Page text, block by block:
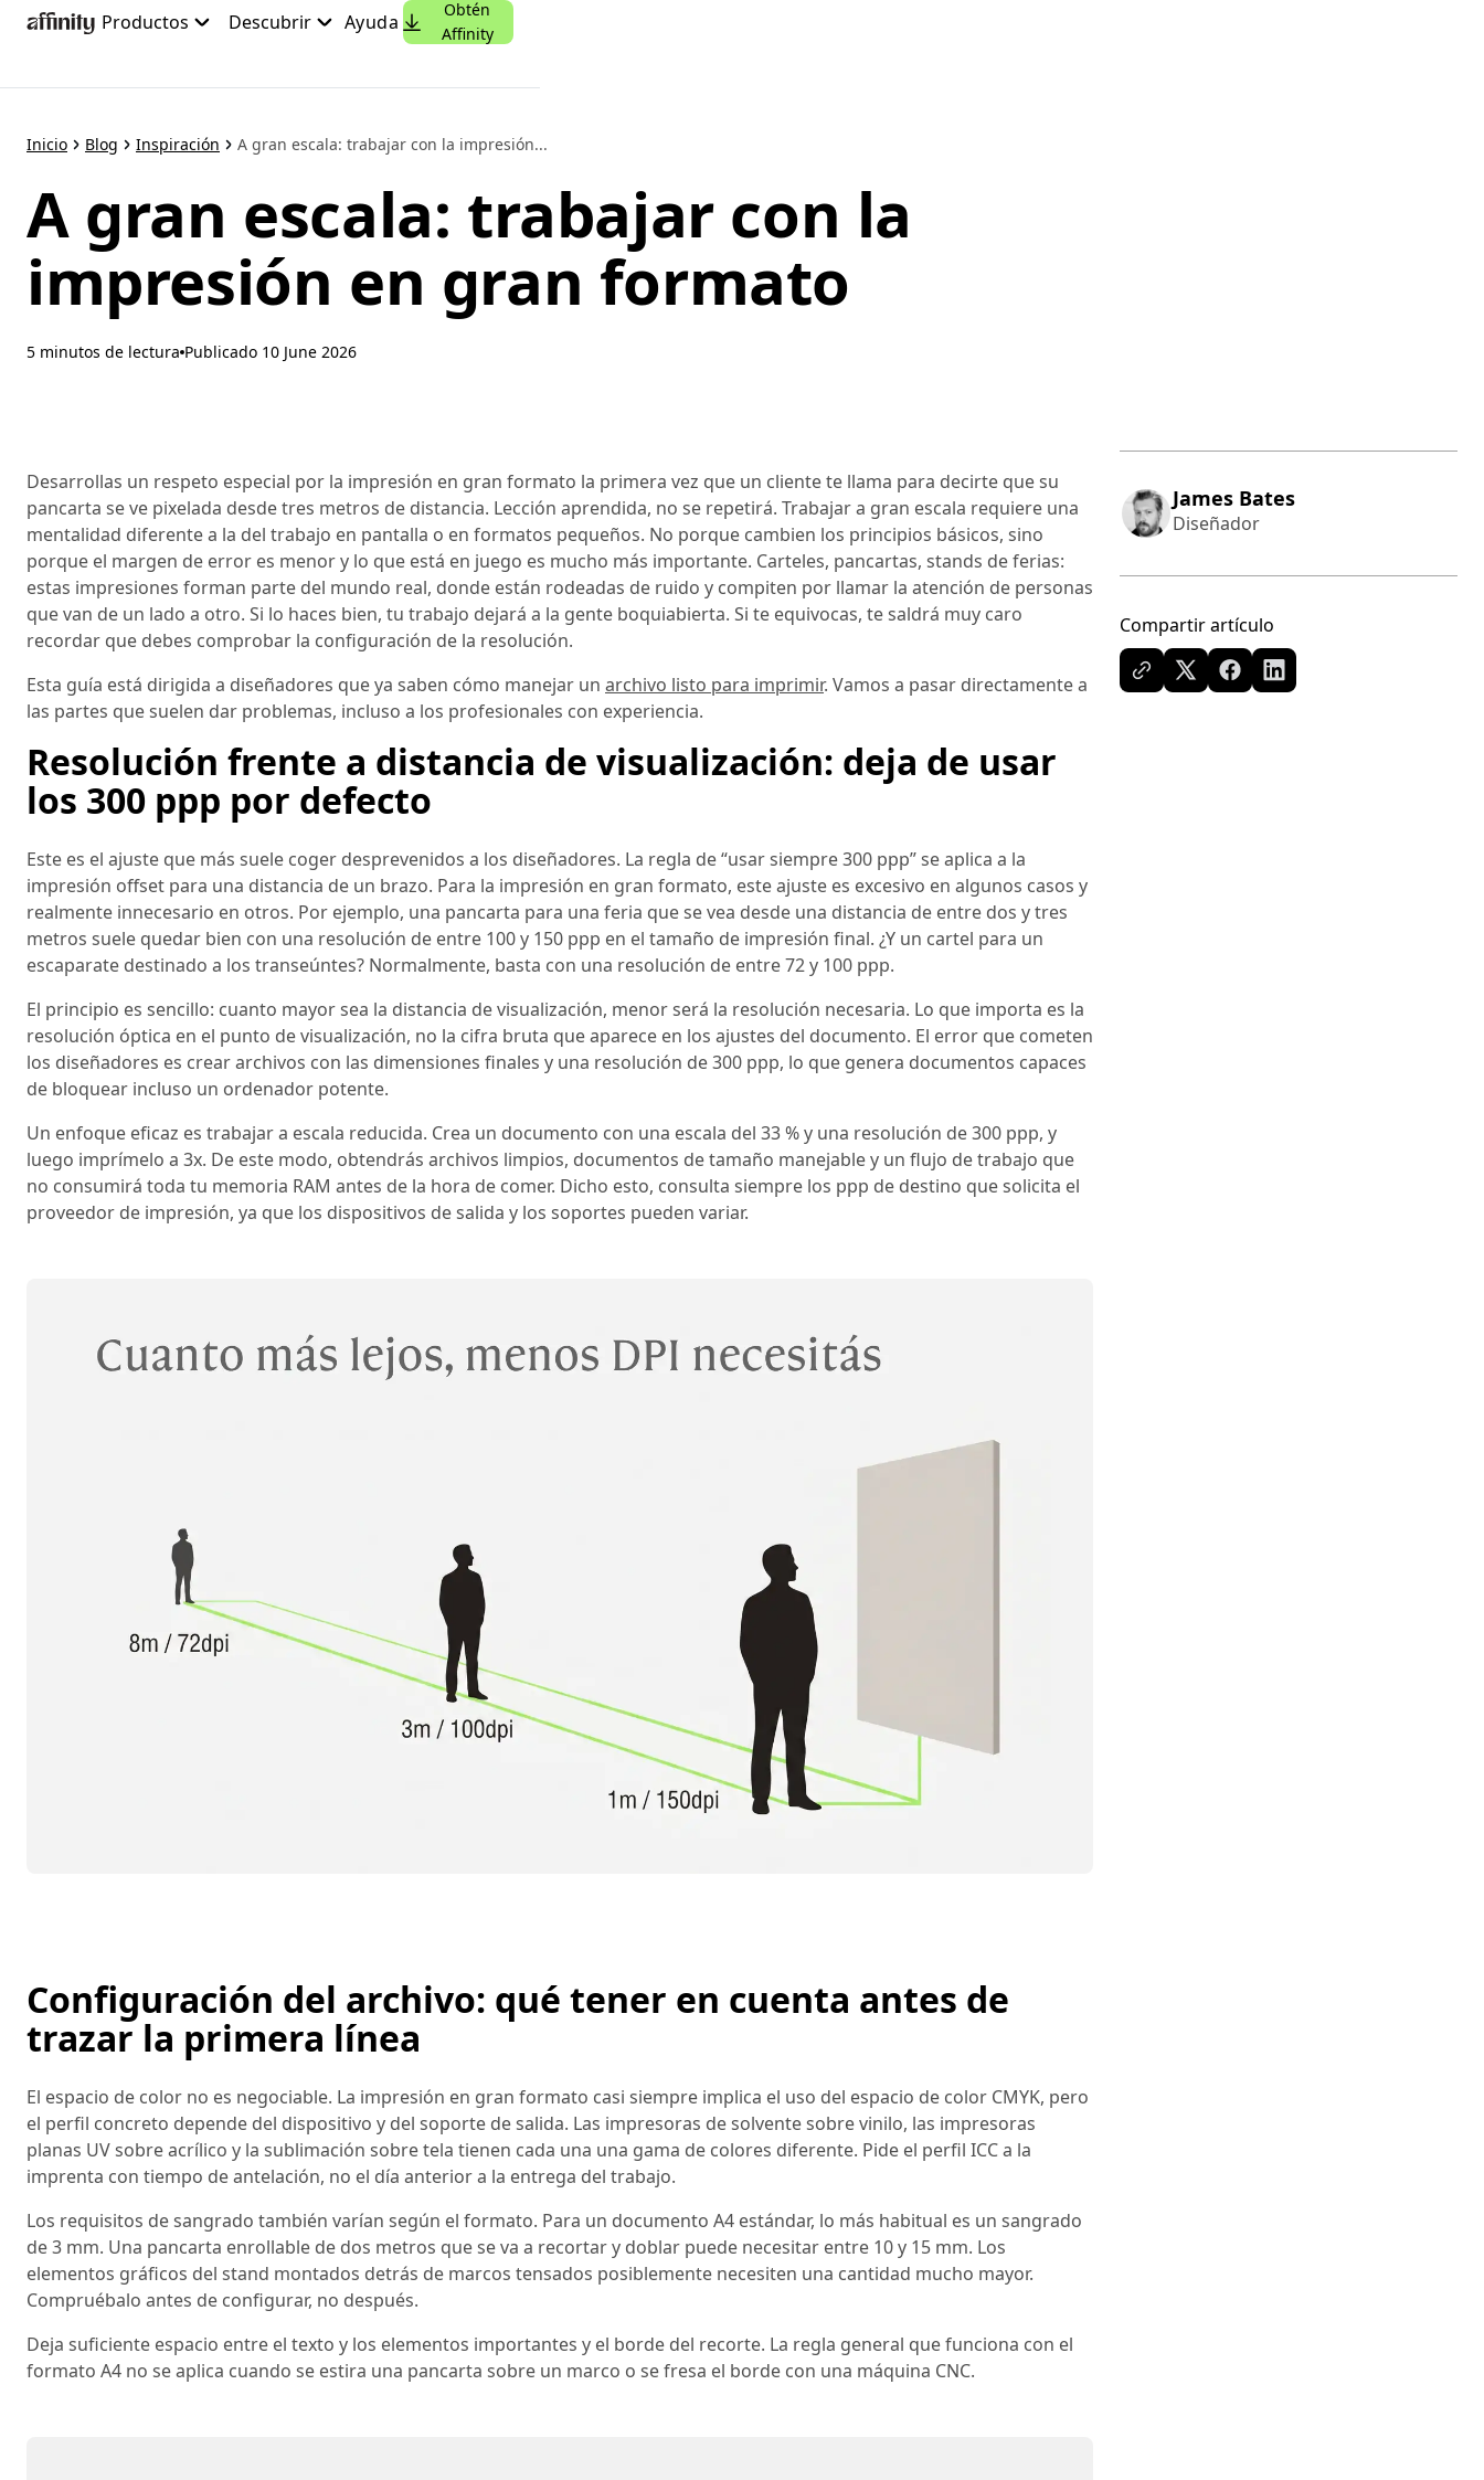
principal
Productos Descubrir Ayuda
Obtén
Affinity
Inicio Blog Inspiración A gran escala: trabajar con la impresión...
A gran escala: trabajar con la
impresión en gran formato
5 minutos de lectura Publicado 10 June 2026
Desarrollas un respeto especial por la impresión en gran formato la primera vez que un cliente te llama para decirte que su
pancarta se ve pixelada desde tres metros de distancia. Lección aprendida, no se repetirá. Trabajar a gran escala requiere una
mentalidad diferente a la del trabajo en pantalla o en formatos pequeños. No porque cambien los principios básicos, sino
porque el margen de error es menor y lo que está en juego es mucho más importante. Carteles, pancartas, stands de ferias:
estas impresiones forman parte del mundo real, donde están rodeadas de ruido y compiten por llamar la atención de personas
que van de un lado a otro. Si lo haces bien, tu trabajo dejará a la gente boquiabierta. Si te equivocas, te saldrá muy caro
recordar que debes comprobar la configuración de la resolución.
Esta guía está dirigida a diseñadores que ya saben cómo manejar un archivo listo para imprimir. Vamos a pasar directamente a
las partes que suelen dar problemas, incluso a los profesionales con experiencia.
Resolución frente a distancia de visualización: deja de usar
los 300 ppp por defecto
Este es el ajuste que más suele coger desprevenidos a los diseñadores. La regla de “usar siempre 300 ppp” se aplica a la
impresión offset para una distancia de un brazo. Para la impresión en gran formato, este ajuste es excesivo en algunos casos y
realmente innecesario en otros. Por ejemplo, una pancarta para una feria que se vea desde una distancia de entre dos y tres
metros suele quedar bien con una resolución de entre 100 y 150 ppp en el tamaño de impresión final. ¿Y un cartel para un
escaparate destinado a los transeúntes? Normalmente, basta con una resolución de entre 72 y 100 ppp.
El principio es sencillo: cuanto mayor sea la distancia de visualización, menor será la resolución necesaria. Lo que importa es la
resolución óptica en el punto de visualización, no la cifra bruta que aparece en los ajustes del documento. El error que cometen
los diseñadores es crear archivos con las dimensiones finales y una resolución de 300 ppp, lo que genera documentos capaces
de bloquear incluso un ordenador potente.
Un enfoque eficaz es trabajar a escala reducida. Crea un documento con una escala del 33 % y una resolución de 300 ppp, y
luego imprímelo a 3x. De este modo, obtendrás archivos limpios, documentos de tamaño manejable y un flujo de trabajo que
no consumirá toda tu memoria RAM antes de la hora de comer. Dicho esto, consulta siempre los ppp de destino que solicita el
proveedor de impresión, ya que los dispositivos de salida y los soportes pueden variar.
Configuración del archivo: qué tener en cuenta antes de
trazar la primera línea
El espacio de color no es negociable. La impresión en gran formato casi siempre implica el uso del espacio de color CMYK, pero
el perfil concreto depende del dispositivo y del soporte de salida. Las impresoras de solvente sobre vinilo, las impresoras
planas UV sobre acrílico y la sublimación sobre tela tienen cada una una gama de colores diferente. Pide el perfil ICC a la
imprenta con tiempo de antelación, no el día anterior a la entrega del trabajo.
Los requisitos de sangrado también varían según el formato. Para un documento A4 estándar, lo más habitual es un sangrado
de 3 mm. Una pancarta enrollable de dos metros que se va a recortar y doblar puede necesitar entre 10 y 15 mm. Los
elementos gráficos del stand montados detrás de marcos tensados posiblemente necesiten una cantidad mucho mayor.
Compruébalo antes de configurar, no después.
Deja suficiente espacio entre el texto y los elementos importantes y el borde del recorte. La regla general que funciona con el
formato A4 no se aplica cuando se estira una pancarta sobre un marco o se fresa el borde con una máquina CNC.
James Bates
Diseñador
Compartir artículo